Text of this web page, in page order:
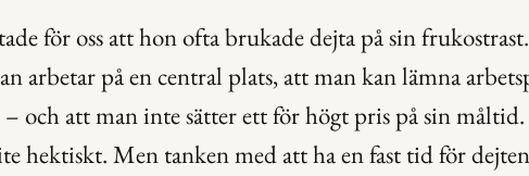
för oss att hon ofta brukade dejta på sin
arbetar på en central plats, att man kan lämna
och att man inte sätter ett för högt pris på sin
hektiskt. Men tanken med att ha en fast tid för